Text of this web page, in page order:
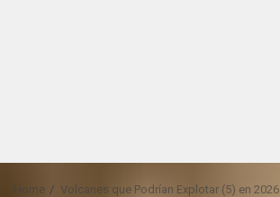
Home Volcanes que Podrían Explotar (5) en 2026